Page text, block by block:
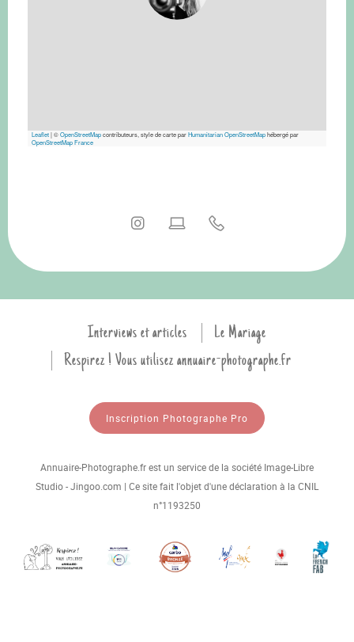
Leaflet|©OpenStreetMapcontributeurs, style de carte parHumanitarian OpenStreetMaphébergé par
OpenStreetMap France
Interviews et articles
Le Mariage
Respirez ! Vous utilisez annuaire-photographe.fr
Inscription Photographe Pro
Annuaire-Photographe.fr est un service de la société Image-Libre
Studio - Jingoo.com | Ce site fait l'objet d'une déclaration à la CNIL
n°1193250